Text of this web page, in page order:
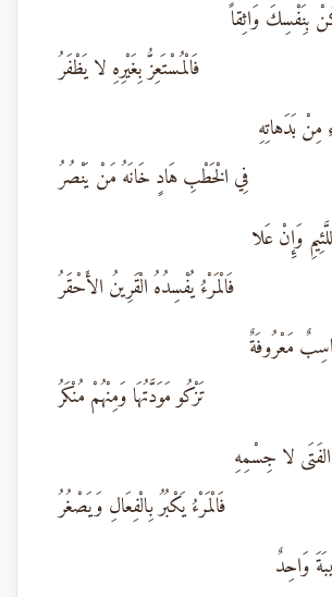
بِنَفْسِكَ وَاثِقاً
فَالْمُسْتَعِزُّ بِغَيْرِهِ لا يَظْفَرُ
مِنْ بَدَهاتِهِ
فِي الْخَطْبِ هَادٍ خَانَهُ مَنْ يَنْصُرُ
وَإِنْ عَلا
فَالْمَرْءُ يُفْسِدُهُ الْقَرِينُ الأَحْقَرُ
مَعْرُوفَةٌ
تَزْكُو مَوَدَّتُهَا وَمِنْهُمْ مُنْكَرُ
لا جِسْمِهِ
فَالْمَرْءُ يَكْبُرُ بِالْفِعَالِ وَيَصْغُرُ
وَاحِدٌ